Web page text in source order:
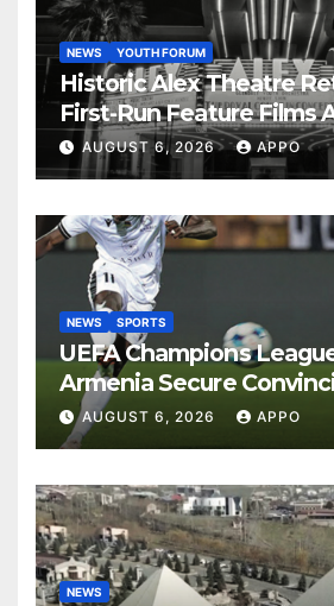
NEWS YOUTH FORUM
Historic Alex Theatre
First-Run Feature Films
Years
AUGUST 6, 2026 APPO
NEWS SPORTS
UEFA Champions
Armenia Secure
Over Shamrock Rovers
AUGUST 6, 2026 APPO
NEWS